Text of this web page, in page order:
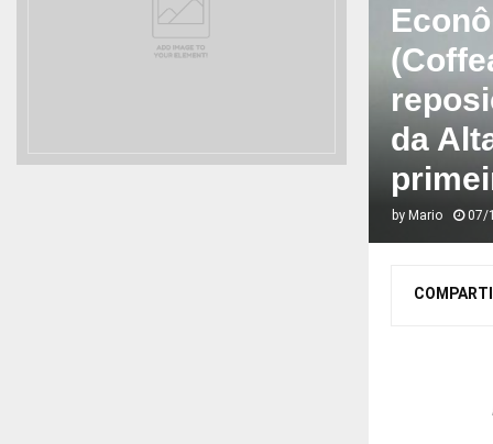
da
by Mario 07/